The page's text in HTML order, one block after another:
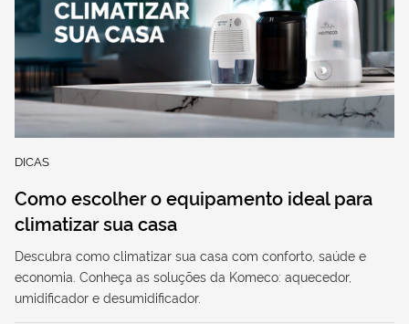
DICAS
Como escolher o equipamento ideal para
climatizar sua casa
Descubra como climatizar sua casa com conforto, saúde e
economia. Conheça as soluções da Komeco: aquecedor,
umidificador e desumidificador.